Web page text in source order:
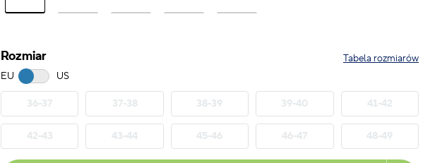
Rozmiar
EU US
Tabela rozmiarów
36-37 37-38 38-39 39-40 41-42
42-43 43-44 45-46 46-47 48-49